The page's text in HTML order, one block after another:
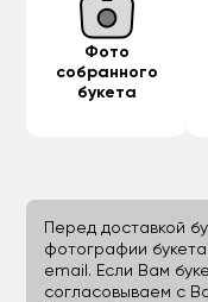
Фото
собранного
букета
Перед доставкой
фотографии
email. Если Вам
согласовываем с